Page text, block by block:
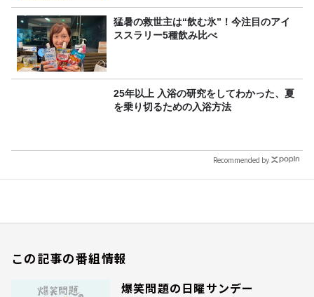
猛暑の救世主は“飲む氷”！今注目のアイ
ススラリー5種飲み比べ
25年以上 入浴の研究をしてわかった、夏
を乗り切るための入浴方法
Recommended by
この記事の番組情報
爆笑問題の日曜サンデー